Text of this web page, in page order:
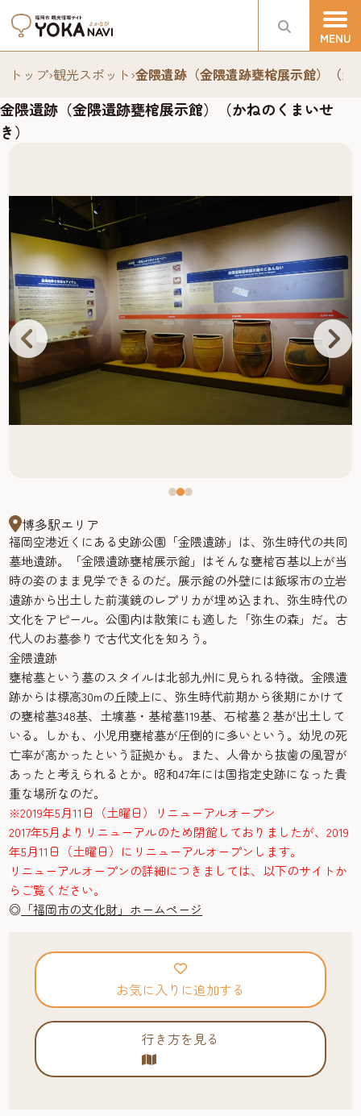
トップ›観光スポット›金隈遺跡（金隈遺跡甕棺展示館）（か
金隈遺跡（金隈遺跡甕棺展示館）（かねのくまいせ
き）
博多駅エリア
福岡空港近くにある史跡公園「金隈遺跡」は、弥生時代の共同
墓地遺跡。「金隈遺跡甕棺展示館」はそんな甕棺百基以上が当
時の姿のまま見学できるのだ。展示館の外壁には飯塚市の立岩
遺跡から出土した前漢鏡のレプリカが埋め込まれ、弥生時代の
文化をアピール。公園内は散策にも適した「弥生の森」だ。古
代人のお墓参りで古代文化を知ろう。
金隈遺跡
甕棺墓という墓のスタイルは北部九州に見られる特徴。金隈遺
跡からは標高30mの丘陵上に、弥生時代前期から後期にかけて
の甕棺墓348基、土壙墓・基棺墓119基、石棺墓２基が出土して
いる。しかも、小児用甕棺墓が圧倒的に多いという。幼児の死
亡率が高かったという証拠かも。また、人骨から抜歯の風習が
あったと考えられるとか。昭和47年には国指定史跡になった貴
重な場所なのだ。
※2019年5月11日（土曜日）リニューアルオープン
2017年5月よりリニューアルのため閉館しておりましたが、2019
年5月11日（土曜日）にリニューアルオープンします。
リニューアルオープンの詳細につきましては、以下のサイトか
らご覧ください。
◎ 「福岡市の文化財」ホームページ
お気に入りに追加する
行き方を見る